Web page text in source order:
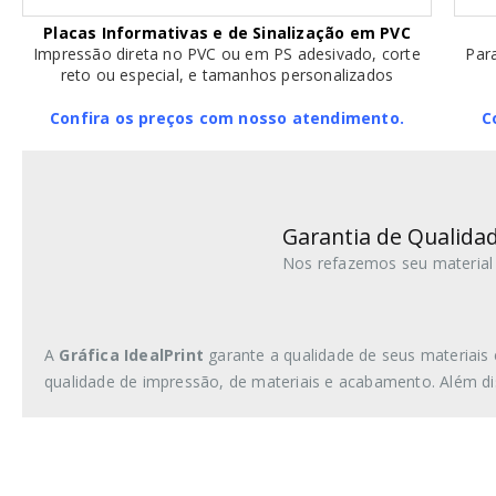
Placas Informativas e de Sinalização em PVC
Impressão direta no PVC ou em PS adesivado, corte
reto ou especial, e tamanhos personalizados
Confira os preços com nosso atendimento.
Garantia de
Gráfica IdealPrintgarante a qualidade de seus materiais
qualidade de impressão, de materiais e acabamento.